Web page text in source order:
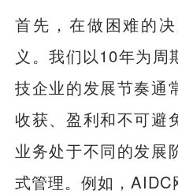
首先，在做困难的
义。我们以10年为周
技企业的发展节奏通
收获、盈利和不可避
业务处于不同的发展
式管理。例如，